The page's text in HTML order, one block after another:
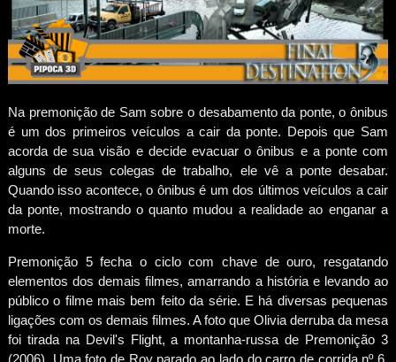
Na premonição de Sam sobre o desabamento da ponte, o ônibus
é um dos primeiros veículos a cair da ponte. Depois que Sam
acorda de sua visão e decide evacuar o ônibus e a ponte com
alguns de seus colegas de trabalho, ele vê a ponte desabar.
Quando isso acontece, o ônibus é um dos últimos veículos a cair
da ponte, mostrando o quanto mudou a realidade ao enganar a
morte.
Premonição 5 fecha o ciclo com chave de ouro, resgatando
elementos dos demais filmes, amarrando a história e levando ao
público o filme mais bem feito da série. E há diversas pequenas
ligações com os demais filmes. A foto que Olivia derruba da mesa
foi tirada na Devil's Flight, a montanha-russa de Premonição 3
(2006). Uma foto de Roy parado ao lado do carro de corrida nº 6,